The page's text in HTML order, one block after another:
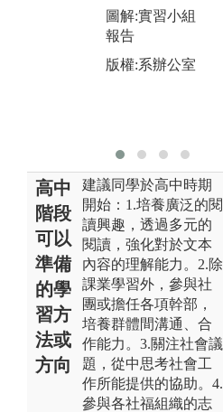
圖解:實習小組
報告
版權:系辦公室
高中
階段
可以
準備
的學
習方
法或
方向
建議同學於高中時期
開始：1.培養廣泛的閱
讀興趣，透過多元的
閱讀，強化對於文本
內容的理解能力。2.除
課業學習外，參與社
團或擔任各項幹部，
培養群體間溝通、合
作能力。3.關注社會議
題，從中思考社會工
作所能提供的協助。4.
參與各社福組織的志